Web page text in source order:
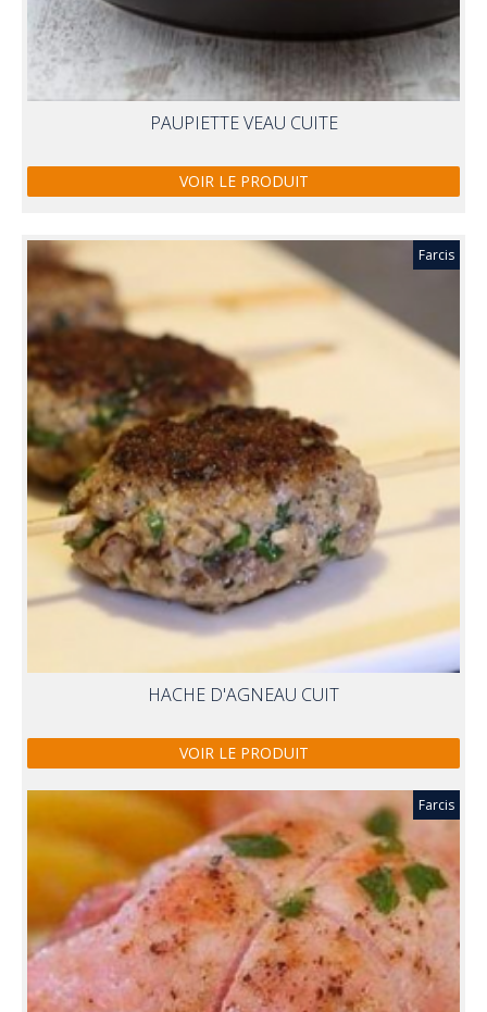
PAUPIETTE VEAU CUITE
VOIR LE PRODUIT
Farcis
HACHE D'AGNEAU CUIT
VOIR LE PRODUIT
Farcis